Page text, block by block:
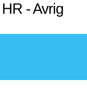
- Avrig